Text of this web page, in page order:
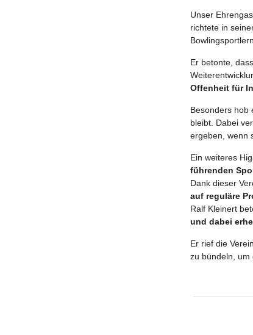
Unser
richtete in
Er betonte,
Offenheit für
Besonders hob
bleibt. Dabei
ergeben, wenn
Ein weiteres
führenden
Dank dieser
auf reguläre
Ralf Kleinert
und dabei
Er rief die
zu bündeln, um